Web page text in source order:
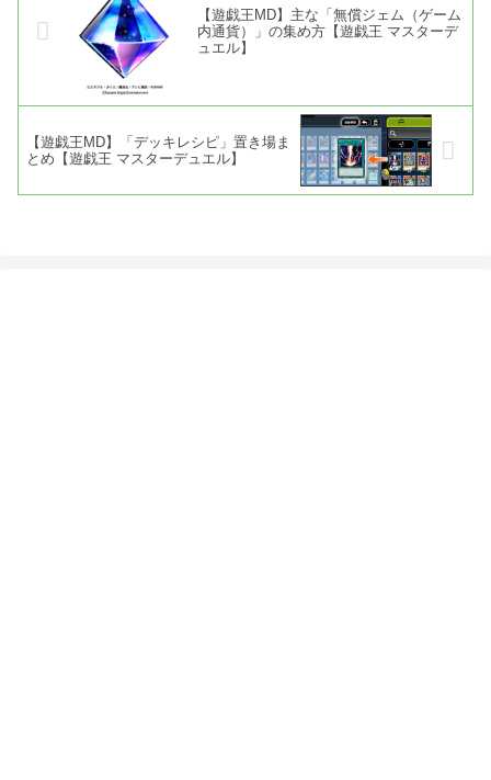
【遊戯王MD】主な「無償ジェム（ゲーム
内通貨）」の集め方【遊戯王 マスターデ
ュエル】
【遊戯王MD】「デッキレシピ」置き場ま
とめ【遊戯王 マスターデュエル】